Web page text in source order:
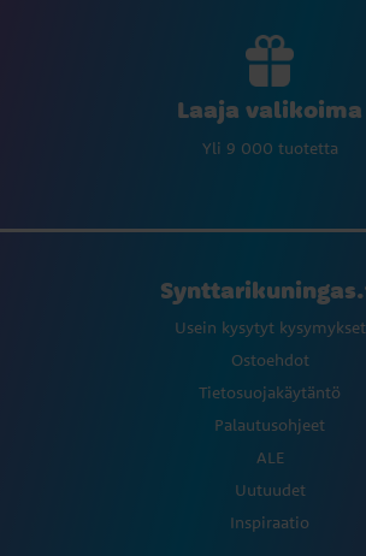
Laaja valikoima
Yli 9 000 tuotetta
Usein kysytyt kysymykset
Ostoehdot
Tietosuojakäytäntö
Palautusohjeet
ALE
Uutuudet
Inspiraatio